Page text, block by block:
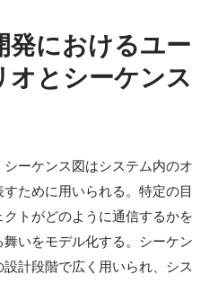
発におけるユー
オとシーケンス
ーケンス図はシステム内のオ
ために用いられる。特定の目
トがどのように通信するかを
いをモデル化する。シーケン
計段階で広く用いられ、シス